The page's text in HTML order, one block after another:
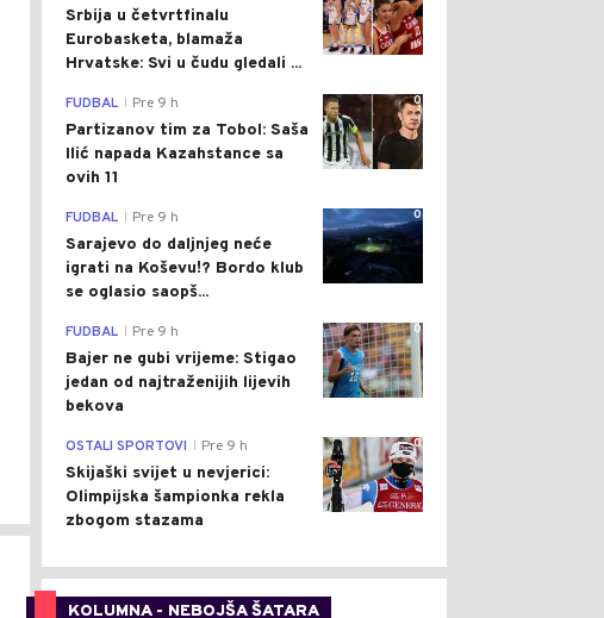
Srbija u četvrtfinalu
Eurobasketa, blamaža
Hrvatske: Svi u čudu gledali ...
0
FUDBAL Pre 9 h
Partizanov tim za Tobol: Saša
Ilić napada Kazahstance sa
ovih 11
0
FUDBAL Pre 9 h
Sarajevo do daljnjeg neće
igrati na Koševu!? Bordo klub
se oglasio saopš...
0
FUDBAL Pre 9 h
Bajer ne gubi vrijeme: Stigao
jedan od najtraženijih lijevih
bekova
0
OSTALI SPORTOVI Pre 9 h
Skijaški svijet u nevjerici:
Olimpijska šampionka rekla
zbogom stazama
KOLUMNA - NEBOJŠA ŠATARA